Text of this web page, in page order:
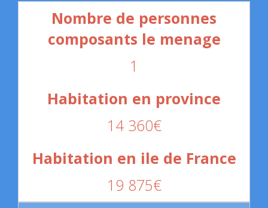
1
14 360€
19 875€